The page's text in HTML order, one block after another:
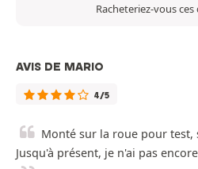
Racheteriez-vous ces
AVIS DE MARIO
4/5
Monté sur la roue pour test,
Jusqu'à présent, je n'ai pas